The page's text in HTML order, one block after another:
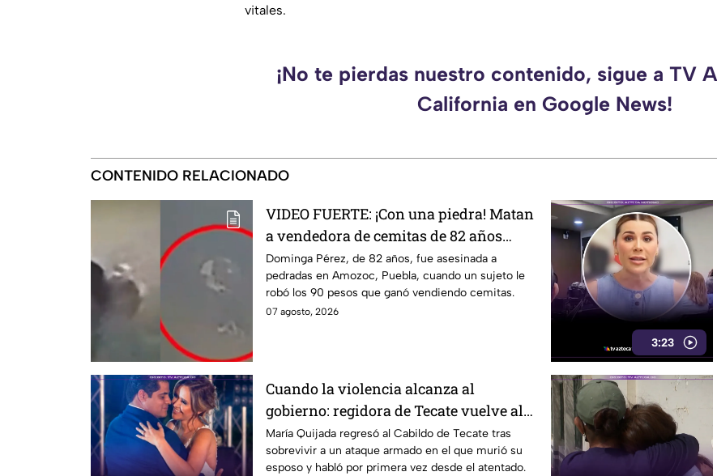
vitales.
¡No te pierdas nuestro contenido, sigue a TV
California en Google News!
CONTENIDO RELACIONADO
VIDEO FUERTE: ¡Con una piedra! Matan
a vendedora de cemitas de 82 años
mientras iba a su casa
Dominga Pérez, de 82 años, fue asesinada a
pedradas en Amozoc, Puebla, cuando un sujeto le
robó los 90 pesos que ganó vendiendo cemitas.
07 agosto, 2026
3:23
Cuando la violencia alcanza al
gobierno: regidora de Tecate vuelve al
Cabildo tras sobrevivir a un ataque
armado
María Quijada regresó al Cabildo de Tecate tras
sobrevivir a un ataque armado en el que murió su
esposo y habló por primera vez desde el atentado.